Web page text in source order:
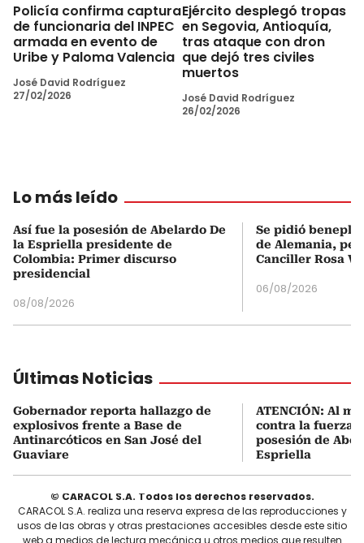
Policía confirma captura
de funcionaria del INPEC
armada en evento de
Uribe y Paloma Valencia
José David Rodríguez
27/02/2026
Ejército desplegó tropas
en Segovia, Antioquía,
tras ataque con dron
que dejó tres civiles
muertos
José David Rodríguez
26/02/2026
Lo más leído
Así fue la posesión de Abelardo De
la Espriella presidente de
Colombia: Primer discurso
presidencial
08/08/2026
Se pidió
de Alemania,
Canciller Rosa
06/08/2026
Últimas Noticias
Gobernador reporta hallazgo de
explosivos frente a Base de
Antinarcóticos en San José del
Guaviare
ATENCIÓN: Al
contra la fuerza
posesión de
Espriella
© CARACOL S.A. Todos los derechos reservados.
CARACOL S.A. realiza una reserva expresa de las reproducciones y
usos de las obras y otras prestaciones accesibles desde este sitio
web a medios de lectura mecánica u otros medios que resulten